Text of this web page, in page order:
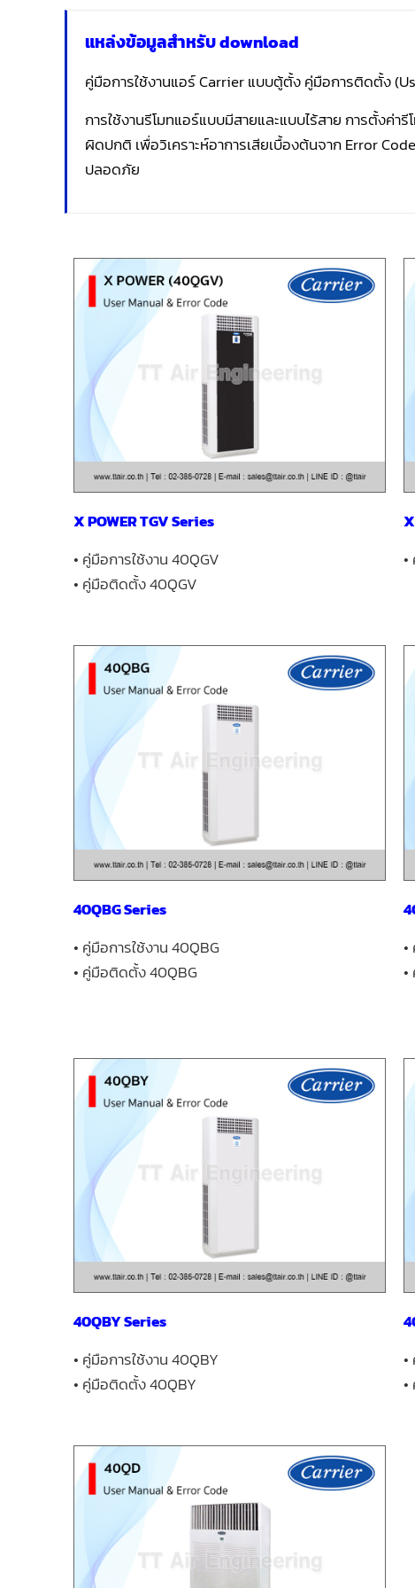
แหล่งข้อมูลสำหรับ download
คู่มือการใช้งานแอร์ Carrier แบบตู้ตั้ง คู่มือการติดตั้ง
การใช้งานรีโมทแอร์แบบมีสายและแบบไร้สาย การตั้ง
ผิดปกติ เพื่อวิเคราะห์อาการเสียเบื้องต้นจาก Error
ปลอดภัย
X POWER TGV Series
• คู่มือการใช้งาน 40QGV
• คู่มือติดตั้ง 40QGV
40QBG Series
• คู่มือการใช้งาน 40QBG
• คู่มือติดตั้ง 40QBG
40QBY Series
• คู่มือการใช้งาน 40QBY
• คู่มือติดตั้ง 40QBY